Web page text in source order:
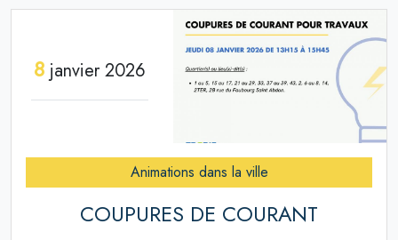
8janvier 2026
Animations dans la ville
COUPURES DE COURANT